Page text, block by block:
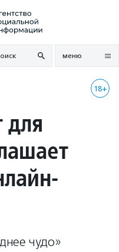
меню
18+
чудо»